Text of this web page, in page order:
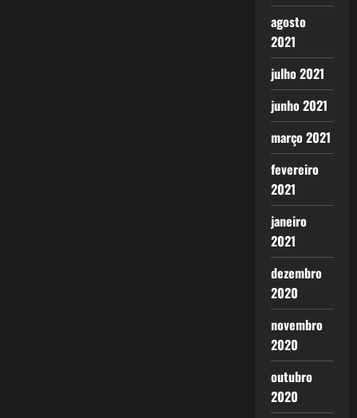
agosto
2021
julho 2021
junho 2021
março 2021
fevereiro
2021
janeiro
2021
dezembro
2020
novembro
2020
outubro
2020